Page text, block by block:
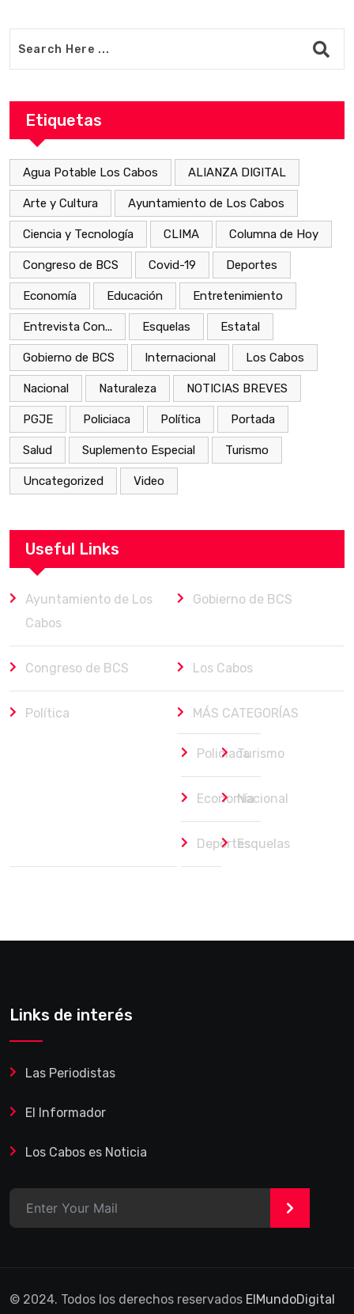
Etiquetas
Agua Potable Los Cabos ALIANZA DIGITAL
Arte y Cultura Ayuntamiento de Los Cabos
Ciencia y Tecnología CLIMA Columna de Hoy
Congreso de BCS Covid-19 Deportes
Economía Educación Entretenimiento
Entrevista Con... Esquelas Estatal
Gobierno de BCS Internacional Los Cabos
Nacional Naturaleza NOTICIAS BREVES
PGJE Policiaca Política Portada
Salud Suplemento Especial Turismo
Uncategorized Video
Useful Links
Ayuntamiento de Los
Cabos
Gobierno de BCS
Congreso de BCS Los Cabos
Política MÁS CATEGORÍAS
PoliciacaTurismo
EconomíaNacional
DeportesEsquelas
Links de interés
Las Periodistas
El Informador
Los Cabos es Noticia
>
© 2024. Todos los derechos reservados ElMundoDigital